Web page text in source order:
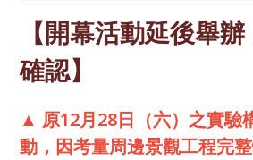
【開幕活動延後舉
確認】
▲ 原12月28日（六）之實驗
動，因考量周邊景觀工程完